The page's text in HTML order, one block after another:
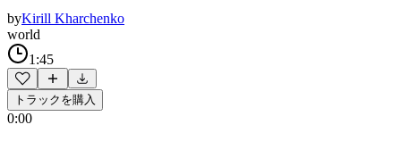
byKirill Kharchenko
world
1:45
トラックを購入
0:00